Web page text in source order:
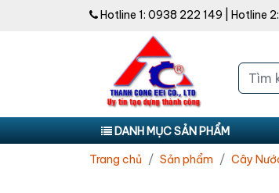
Hotline 1: 0938 222 149 | Hotline 2:
DANH MỤC SẢN PHẨM
Trang chủ Sản phẩm Cây